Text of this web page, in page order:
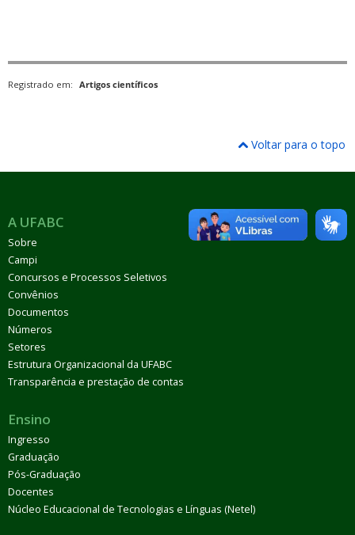
Registrado em: Artigos científicos
Voltar para o topo
A UFABC
Sobre
Campi
Concursos e Processos Seletivos
Convênios
Documentos
Números
Setores
Estrutura Organizacional da UFABC
Transparência e prestação de contas
Ensino
Ingresso
Graduação
Pós-Graduação
Docentes
Núcleo Educacional de Tecnologias e Línguas (Netel)